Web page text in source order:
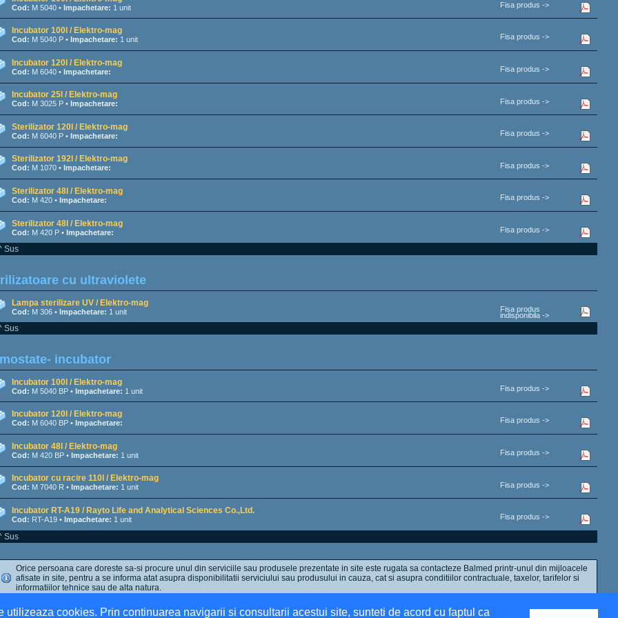
cookies. Prin continuarea navigarii si consultarii acestui site, sunteti de acord cu faptul ca
Cod: M 5040 • Impachetare: 1 unit Fisa produs ->
Incubator 100l / Elektro-mag
Cod: M 5040 P • Impachetare: 1 unit Fisa produs ->
Incubator 120l / Elektro-mag
Cod: M 6040 • Impachetare: Fisa produs ->
Incubator 25l / Elektro-mag
Cod: M 3025 P • Impachetare: Fisa produs ->
Sterilizator 120l / Elektro-mag
Cod: M 6040 P • Impachetare: Fisa produs ->
Sterilizator 192l / Elektro-mag
Cod: M 1070 • Impachetare: Fisa produs ->
Sterilizator 48l / Elektro-mag
Cod: M 420 • Impachetare: Fisa produs ->
Sterilizator 48l / Elektro-mag
Cod: M 420 P • Impachetare: Fisa produs ->
Sus
cu ultraviolete
Lampa sterilizare UV / Elektro-mag
Cod: M 306 • Impachetare: 1 unit Fisa produs
indisponibila ->
Sus
incubator
Incubator 100l / Elektro-mag
Cod: M 5040 BP • Impachetare: 1 unit Fisa produs ->
Incubator 120l / Elektro-mag
Cod: M 6040 BP • Impachetare: Fisa produs ->
Incubator 48l / Elektro-mag
Cod: M 420 BP • Impachetare: 1 unit Fisa produs ->
Incubator cu racire 110l / Elektro-mag
Cod: M 7040 R • Impachetare: 1 unit Fisa produs ->
Incubator RT-A19 / Rayto Life and Analytical Sciences Co.,Ltd.
Cod: RT-A19 • Impachetare: 1 unit Fisa produs ->
Sus
Orice persoana care doreste sa-si procure unul din serviciile sau produsele prezentate in site este rugata sa contacteze Balmed printr-unul din mijloacele
afisate in site, pentru a se informa atat asupra disponibilitatii serviciului sau produsului in cauza, cat si asupra conditiilor contractuale, taxelor, tarifelor si
informatiilor tehnice sau de alta natura.